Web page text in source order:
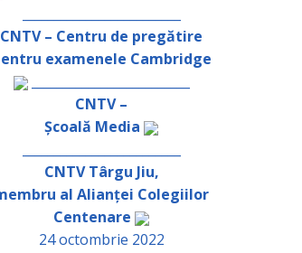
CNTV – Centru de pregătire
examenele Cambridge
_________________________
CNTV –
Școală Media
CNTV Târgu Jiu,
al Alianței Colegiilor
Centenare
24 octombrie 2022